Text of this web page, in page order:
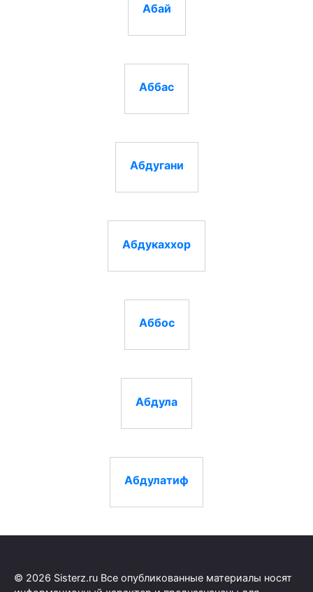
Абай
Аббас
Абдугани
Абдукаххор
Аббос
Абдула
Абдулатиф
© 2026 Sisterz.ru Все опубликованные материалы носят